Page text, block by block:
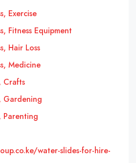
Exercise
Fitness Equipment
Hair Loss
Medicine
Crafts
Gardening
Parenting
water-slides-for-hire-